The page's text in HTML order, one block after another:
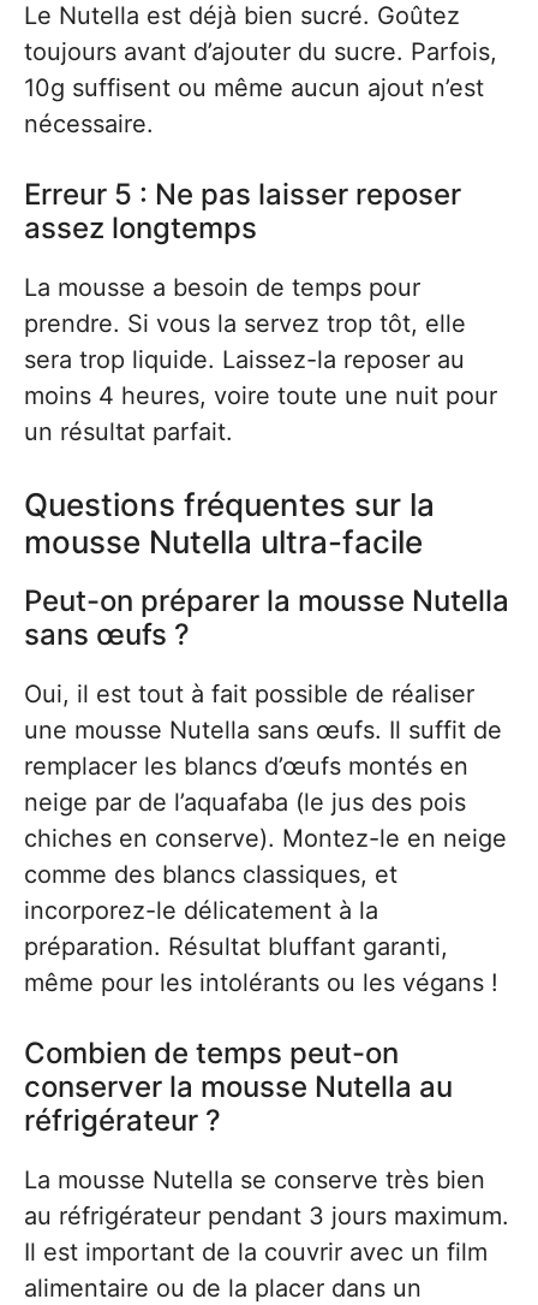
Le Nutella est déjà bien sucré. Goûtez
toujours avant d’ajouter du sucre. Parfois,
10g suffisent ou même aucun ajout n’est
nécessaire.
Erreur 5 : Ne pas laisser reposer
assez longtemps
La mousse a besoin de temps pour
prendre. Si vous la servez trop tôt, elle
sera trop liquide. Laissez-la reposer au
moins 4 heures, voire toute une nuit pour
un résultat parfait.
Questions fréquentes sur la
mousse Nutella ultra-facile
Peut-on préparer la mousse Nutella
sans œufs ?
Oui, il est tout à fait possible de réaliser
une mousse Nutella sans œufs. Il suffit de
remplacer les blancs d’œufs montés en
neige par de l’aquafaba (le jus des pois
chiches en conserve). Montez-le en neige
comme des blancs classiques, et
incorporez-le délicatement à la
préparation. Résultat bluffant garanti,
même pour les intolérants ou les végans !
Combien de temps peut-on
conserver la mousse Nutella au
réfrigérateur ?
La mousse Nutella se conserve très bien
au réfrigérateur pendant 3 jours maximum.
Il est important de la couvrir avec un film
alimentaire ou de la placer dans un